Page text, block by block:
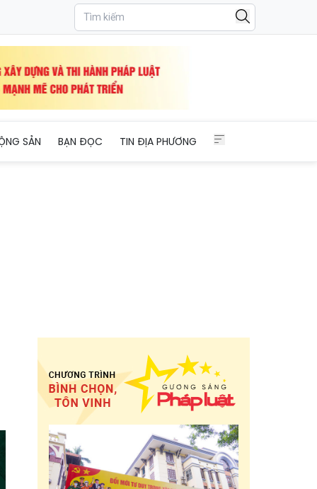
SẢN BẠN ĐỌC TIN ĐỊA PHƯƠNG